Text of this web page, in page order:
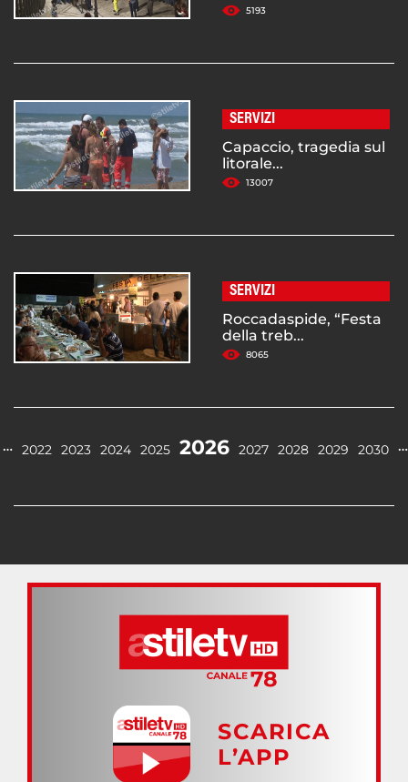
5193
SERVIZI
Capaccio, tragedia sul
litorale...
13007
SERVIZI
Roccadaspide, “Festa
della treb...
8065
… 2022 2023 2024 2025 2026 2027 2028 2029 2030 …
SCARICA
L’APP